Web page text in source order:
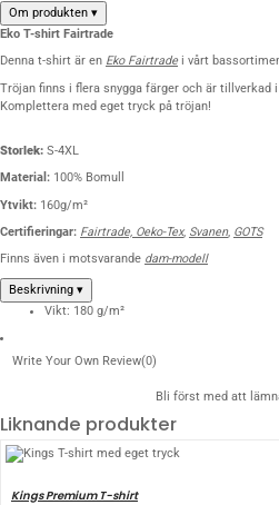
Om produkten ▾
Eko T-shirt Fairtrade
Denna t-shirt är en Eko Fairtrade i vårt
Tröjan finns i flera snygga färger och är tillverkad
Komplettera med eget tryck på tröjan!
Storlek: S-4XL
Material: 100% Bomull
Ytvikt: 160g/m²
Certifieringar: Fairtrade, Oeko-Tex, Svanen, GOTS
Finns även i motsvarande dam-modell
Beskrivning ▾
Vikt: 180 g/m²
Write Your Own Review(0)
Bli först med att
Liknande produkter
Kings Premium T-shirt